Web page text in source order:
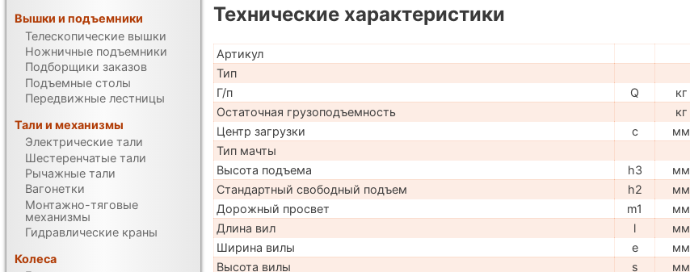
Технические характеристики
Артикул
Тип
Г/п
Q кг
Остаточная грузоподъемность
кг
Центр загрузки
c мм
Тип мачты
Высота подъема
h3 мм
Стандартный свободный подъем
h2 мм
Дорожный просвет
m1 мм
Длина вил
l мм
Ширина вилы
e мм
Высота вилы
s мм
Вышки и подъемники
Телескопические вышки
Ножничные подъемники
Подборщики заказов
Подъемные столы
Передвижные лестницы
Тали и механизмы
Электрические тали
Шестеренчатые тали
Рычажные тали
Вагонетки
Монтажно-тяговые
механизмы
Гидравлические краны
Колеса